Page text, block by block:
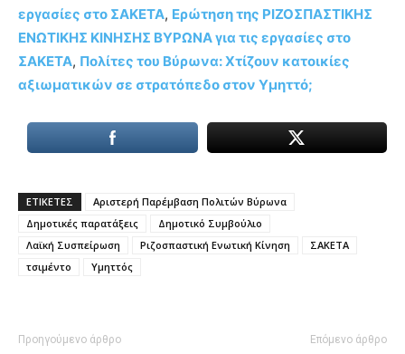
εργασίες στο ΣΑΚΕΤΑ, Ερώτηση της ΡΙΖΟΣΠΑΣΤΙΚΗΣ
ΕΝΩΤΙΚΗΣ ΚΙΝΗΣΗΣ ΒΥΡΩΝΑ για τις εργασίες στο
ΣΑΚΕΤΑ, Πολίτες του Βύρωνα: Χτίζουν κατοικίες
αξιωματικών σε στρατόπεδο στον Υμηττό;
ΕΤΙΚΕΤΕΣ
Αριστερή Παρέμβαση Πολιτών Βύρωνα
Δημοτικές παρατάξεις
Δημοτικό Συμβούλιο
Λαϊκή Συσπείρωση
Ριζοσπαστική Ενωτική Κίνηση
ΣΑΚΕΤΑ
τσιμέντο
Υμηττός
Προηγούμενο άρθρο Επόμενο άρθρο